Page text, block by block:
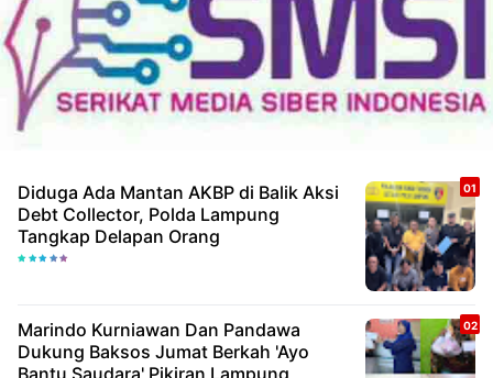
Diduga Ada Mantan AKBP di Balik Aksi
Debt Collector, Polda Lampung
Tangkap Delapan Orang
Marindo Kurniawan Dan Pandawa
Dukung Baksos Jumat Berkah 'Ayo
Bantu Saudara' Pikiran Lampung